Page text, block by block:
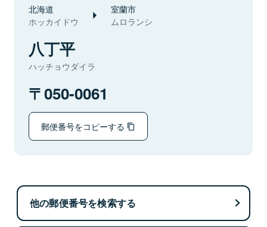
北海道
ホッカイドウ
室蘭市
ムロランシ
八丁平
ハッチョウダイラ
050-0061
郵便番号をコピーする
他の郵便番号を検索する